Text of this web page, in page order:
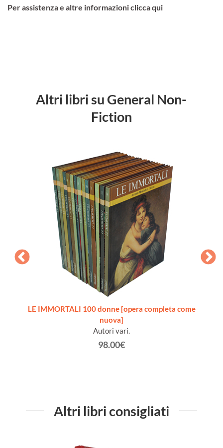
Per assistenza e altre informazioni clicca qui
Altri libri su General Non-
Fiction
LE IMMORTALI 100 donne [opera completa come
nuova]
Autori vari.
98.00€
Altri libri consigliati